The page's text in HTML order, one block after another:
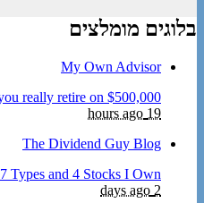
בלוגים מומלצים
My Own Advisor
really retire on $500,000?
19 hours ago
The Dividend Guy Blog
Types and 4 Stocks I Own
2 days ago